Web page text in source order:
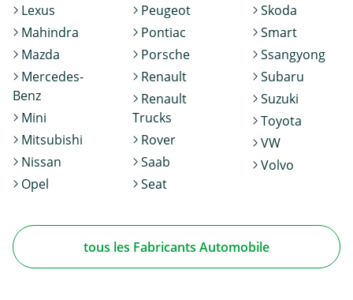
Lexus
Mahindra
Mazda
Mercedes-
Benz
Mini
Mitsubishi
Nissan
Opel
Peugeot
Pontiac
Porsche
Renault
Renault
Trucks
Rover
Saab
Seat
Skoda
Smart
Ssangyong
Subaru
Suzuki
Toyota
VW
Volvo
tous les Fabricants Automobile